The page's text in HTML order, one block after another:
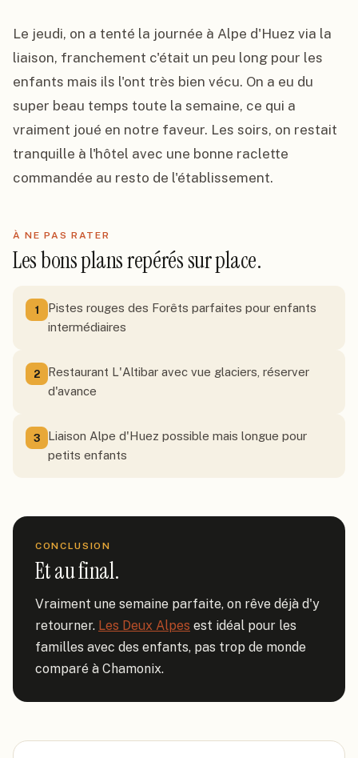
Le jeudi, on a tenté la journée à Alpe d'Huez via la
liaison, franchement c'était un peu long pour les
enfants mais ils l'ont très bien vécu. On a eu du
super beau temps toute la semaine, ce qui a
vraiment joué en notre faveur. Les soirs, on restait
tranquille à l'hôtel avec une bonne raclette
commandée au resto de l'établissement.
À NE PAS RATER
Les bons plans repérés sur place.
1
Pistes rouges des Forêts parfaites pour enfants
intermédiaires
2
Restaurant L'Altibar avec vue glaciers, réserver
d'avance
3
Liaison Alpe d'Huez possible mais longue pour
petits enfants
CONCLUSION
Et au final.
Vraiment une semaine parfaite, on rêve déjà d'y
retourner. Les Deux Alpes est idéal pour les
familles avec des enfants, pas trop de monde
comparé à Chamonix.